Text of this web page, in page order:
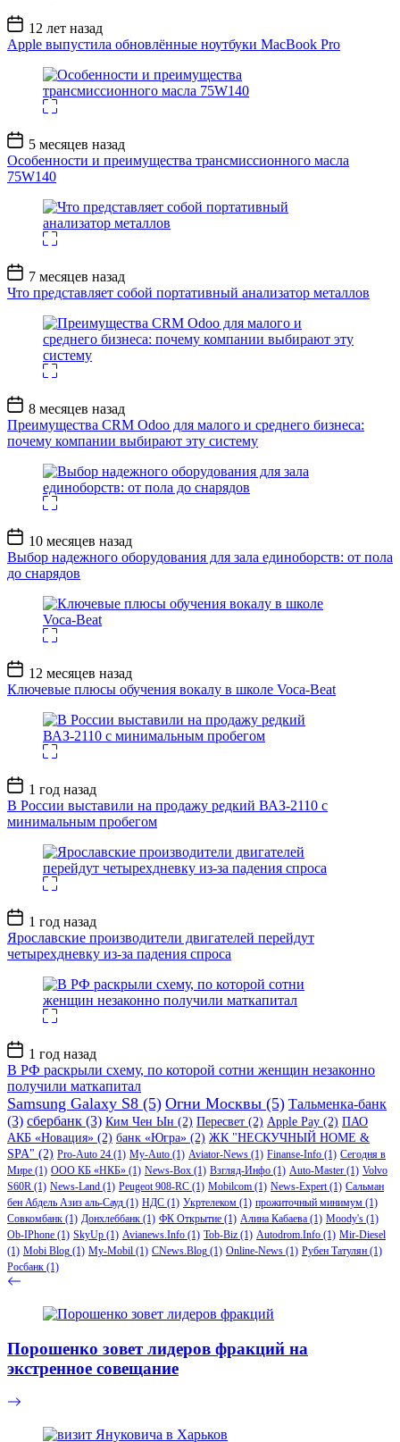
Дата
записи
12 лет назад
Apple выпустила обновлённые ноутбуки MacBook Pro
Дата
записи
5 месяцев назад
Особенности и преимущества трансмиссионного масла
75W140
Дата
записи
7 месяцев назад
Что представляет собой портативный анализатор металлов
Дата
записи
8 месяцев назад
Преимущества CRM Odoo для малого и среднего бизнеса:
почему компании выбирают эту систему
Дата
записи
10 месяцев назад
Выбор надежного оборудования для зала единоборств: от пола
до снарядов
Дата
записи
12 месяцев назад
Ключевые плюсы обучения вокалу в школе Voca-Beat
Дата
записи
1 год назад
В России выставили на продажу редкий ВАЗ-2110 с
минимальным пробегом
Дата
записи
1 год назад
Ярославские производители двигателей перейдут
четырехдневку из-за падения спроса
Дата
записи
1 год назад
В РФ раскрыли схему, по которой сотни женщин незаконно
получили маткапитал
Samsung Galaxy S8 (5) Огни Москвы (5) Тальменка-банк
(3) сбербанк (3) Ким Чен Ын (2) Пересвет (2) Apple Pay (2) ПАО
АКБ «Новация» (2) банк «Югра» (2) ЖК "НЕСКУЧНЫЙ HOME &
SPA" (2) Pro-Auto 24 (1) My-Auto (1) Aviator-News (1) Finanse-Info (1) Сегодня в
Мире (1) ООО КБ «НКБ» (1) News-Box (1) Взгляд-Инфо (1) Auto-Master (1) Volvo
S60R (1) News-Land (1) Peugeot 908-RC (1) Mobilcom (1) News-Expert(1) Сальман
бен Абдель Азиз аль-Сауд (1) НДС (1) Укртелеком (1) прожиточный минимум (1)
Совкомбанк (1) Донхлеббанк (1) ФК Открытие (1) Алина Кабаева (1) Moody's (1)
Ob-IPhone (1) SkyUp (1) Avianews.Info (1) Tob-Biz (1) Autodrom.Info (1) Mir-Diesel
(1) Mobi Blog (1) My-Mobil (1) CNews.Blog (1) Online-News (1) Рубен Татулян (1)
Росбанк (1)
Порошенко зовет лидеров фракций на
экстренное совещание